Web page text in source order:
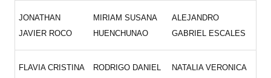
JONATHAN
JAVIER ROCO
MIRIAM SUSANA
HUENCHUNAO
ALEJANDRO
GABRIEL ESCALES
FLAVIA CRISTINA
RODRIGO DANIEL
NATALIA VERONICA